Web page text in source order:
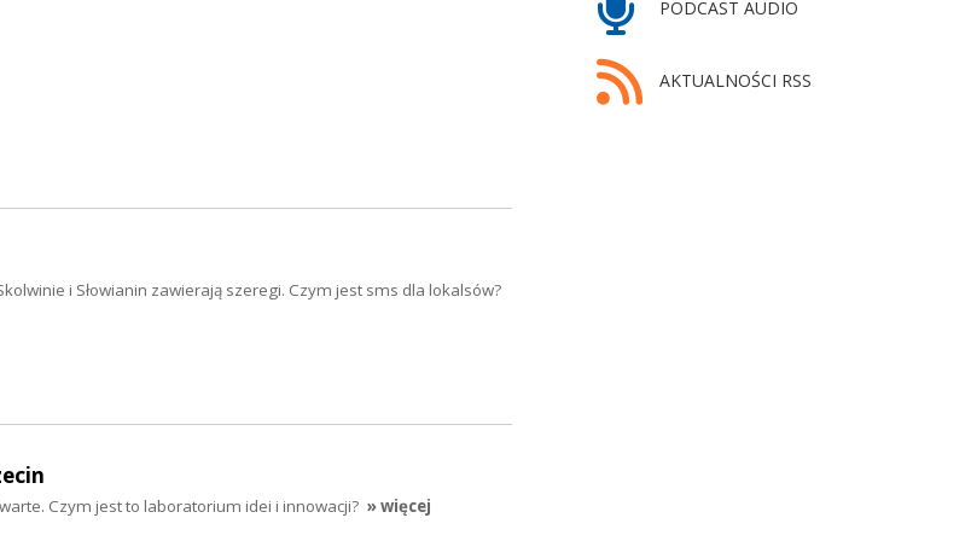
PODCAST AUDIO
AKTUALNOŚCI RSS
i Słowianin zawierają szeregi. Czym jest sms dla lokalsów?
Czym jest to laboratorium idei i innowacji? » więcej